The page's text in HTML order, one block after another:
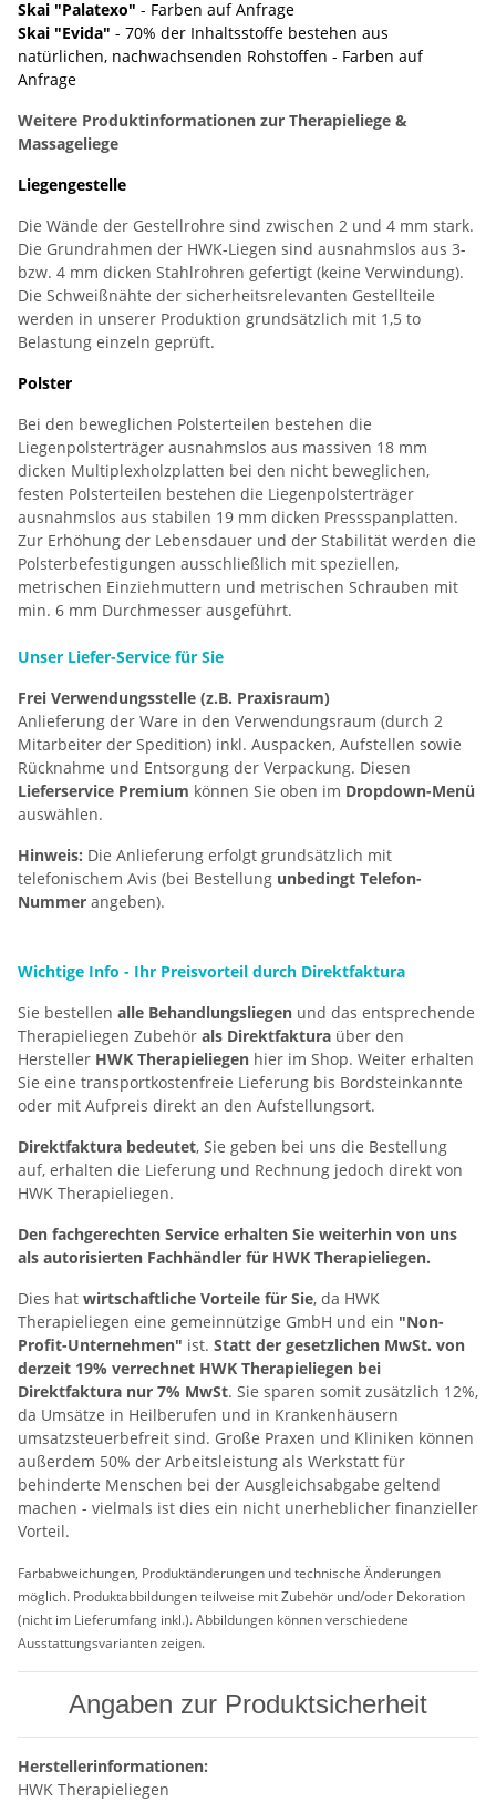
Skai "Palatexo" - Farben auf Anfrage
Skai "Evida" - 70% der Inhaltsstoffe bestehen aus
natürlichen, nachwachsenden Rohstoffen - Farben auf
Anfrage
Weitere Produktinformationen zur Therapieliege &
Massageliege
Liegengestelle
Die Wände der Gestellrohre sind zwischen 2 und 4 mm stark.
Die Grundrahmen der HWK-Liegen sind ausnahmslos aus 3-
bzw. 4 mm dicken Stahlrohren gefertigt (keine Verwindung).
Die Schweißnähte der sicherheitsrelevanten Gestellteile
werden in unserer Produktion grundsätzlich mit 1,5 to
Belastung einzeln geprüft.
Polster
Bei den beweglichen Polsterteilen bestehen die
Liegenpolsterträger ausnahmslos aus massiven 18 mm
dicken Multiplexholzplatten bei den nicht beweglichen,
festen Polsterteilen bestehen die Liegenpolsterträger
ausnahmslos aus stabilen 19 mm dicken Pressspanplatten.
Zur Erhöhung der Lebensdauer und der Stabilität werden die
Polsterbefestigungen ausschließlich mit speziellen,
metrischen Einziehmuttern und metrischen Schrauben mit
min. 6 mm Durchmesser ausgeführt.
Unser Liefer-Service für Sie
Frei Verwendungsstelle (z.B. Praxisraum)
Anlieferung der Ware in den Verwendungsraum (durch 2
Mitarbeiter der Spedition) inkl. Auspacken, Aufstellen sowie
Rücknahme und Entsorgung der Verpackung. Diesen
Lieferservice Premium können Sie oben im Dropdown-Menü
auswählen.
Hinweis: Die Anlieferung erfolgt grundsätzlich mit
telefonischem Avis (bei Bestellung unbedingt Telefon-
Nummer angeben).
Wichtige Info - Ihr Preisvorteil durch Direktfaktura
Sie bestellen alle Behandlungsliegen und das entsprechende
Therapieliegen Zubehör als Direktfaktura über den
Hersteller HWK Therapieliegen hier im Shop. Weiter erhalten
Sie eine transportkostenfreie Lieferung bis Bordsteinkannte
oder mit Aufpreis direkt an den Aufstellungsort.
Direktfaktura bedeutet, Sie geben bei uns die Bestellung
auf, erhalten die Lieferung und Rechnung jedoch direkt von
HWK Therapieliegen.
Den fachgerechten Service erhalten Sie weiterhin von uns
als autorisierten Fachhändler für HWK Therapieliegen.
Dies hat wirtschaftliche Vorteile für Sie, da HWK
Therapieliegen eine gemeinnützige GmbH und ein "Non-
Profit-Unternehmen" ist. Statt der gesetzlichen MwSt. von
derzeit 19% verrechnet HWK Therapieliegen bei
Direktfaktura nur 7% MwSt. Sie sparen somit zusätzlich 12%,
da Umsätze in Heilberufen und in Krankenhäusern
umsatzsteuerbefreit sind. Große Praxen und Kliniken können
außerdem 50% der Arbeitsleistung als Werkstatt für
behinderte Menschen bei der Ausgleichsabgabe geltend
machen - vielmals ist dies ein nicht unerheblicher finanzieller
Vorteil.
Farbabweichungen, Produktänderungen und technische Änderungen
möglich. Produktabbildungen teilweise mit Zubehör und/oder Dekoration
(nicht im Lieferumfang inkl.). Abbildungen können verschiedene
Ausstattungsvarianten zeigen.
Angaben zur Produktsicherheit
Herstellerinformationen:
HWK Therapieliegen